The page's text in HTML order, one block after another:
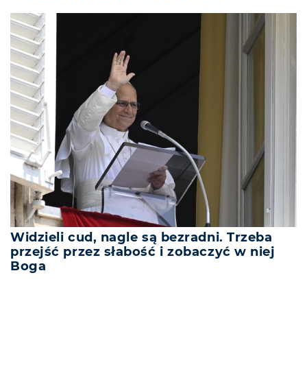
Widzieli cud, nagle są bezradni. Trzeba
przejść przez słabość i zobaczyć w niej
Boga